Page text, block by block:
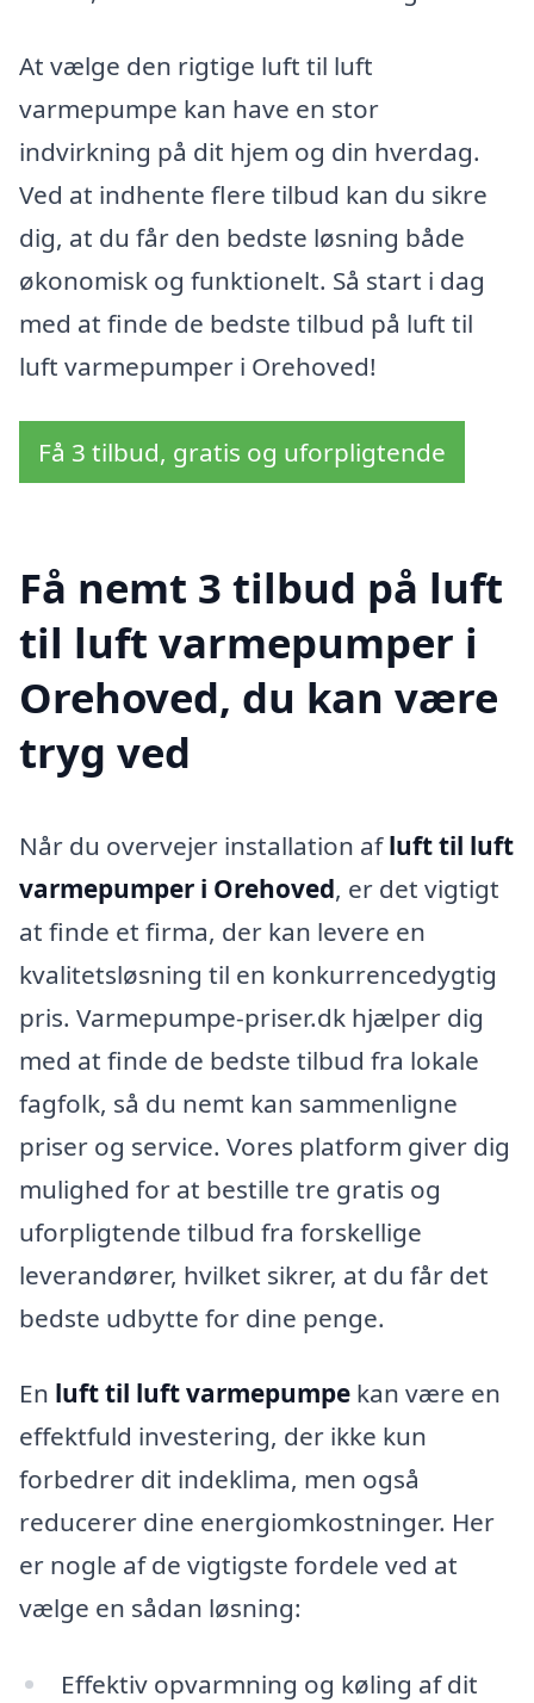
At vælge den rigtige luft til luft
varmepumpe kan have en stor
indvirkning på dit hjem og din hverdag.
Ved at indhente flere tilbud kan du sikre
dig, at du får den bedste løsning både
økonomisk og funktionelt. Så start i dag
med at finde de bedste tilbud på luft til
luft varmepumper i Orehoved!
Få 3 tilbud, gratis og uforpligtende
Få nemt 3 tilbud på luft
til luft varmepumper i
Orehoved, du kan være
tryg ved
Når du overvejer installation afluft til luft
varmepumper i Orehoved, er det vigtigt
at finde et firma, der kan levere en
kvalitetsløsning til en konkurrencedygtig
pris. Varmepumpe-priser.dk hjælper dig
med at finde de bedste tilbud fra lokale
fagfolk, så du nemt kan sammenligne
priser og service. Vores platform giver dig
mulighed for at bestille tre gratis og
uforpligtende tilbud fra forskellige
leverandører, hvilket sikrer, at du får det
bedste udbytte for dine penge.
En luft til luft varmepumpe kan være en
effektfuld investering, der ikke kun
forbedrer dit indeklima, men også
reducerer dine energiomkostninger. Her
er nogle af de vigtigste fordele ved at
vælge en sådan løsning:
Effektiv opvarmning og køling af dit